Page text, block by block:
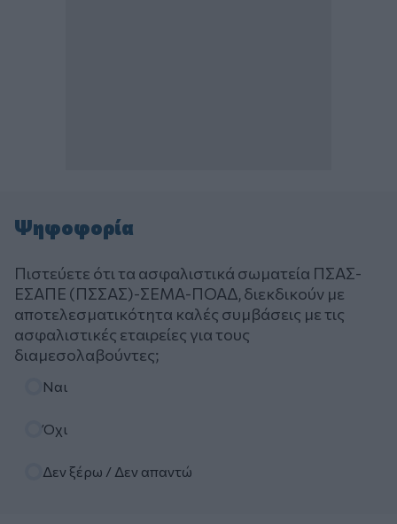
Ψηφοφορία
Πιστεύετε ότι τα ασφαλιστικά σωματεία ΠΣΑΣ-
ΕΣΑΠΕ (ΠΣΣΑΣ)-ΣΕΜΑ-ΠΟΑΔ, διεκδικούν με
αποτελεσματικότητα καλές συμβάσεις με τις
ασφαλιστικές εταιρείες για τους
διαμεσολαβούντες;
Ναι
Όχι
Δεν ξέρω / Δεν απαντώ